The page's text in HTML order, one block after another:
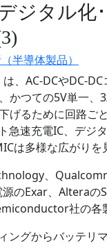
ジタル化
半導体製品）
、AC-DCやDC-
かつての5V単一
げるために回路ご
急速充電IC、デジ
は多様な広がりを
、
のExar、Alteraの
社の各
ングからバッテリ